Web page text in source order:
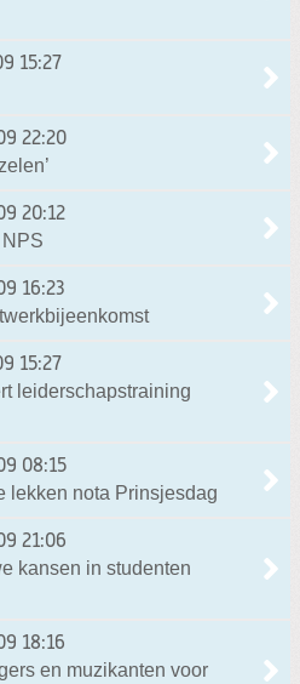
15:27
22:20
20:12
16:23
15:27
leiderschapstraining
08:15
lekken nota Prinsjesdag
21:06
kansen in studenten
18:16
en muzikanten voor